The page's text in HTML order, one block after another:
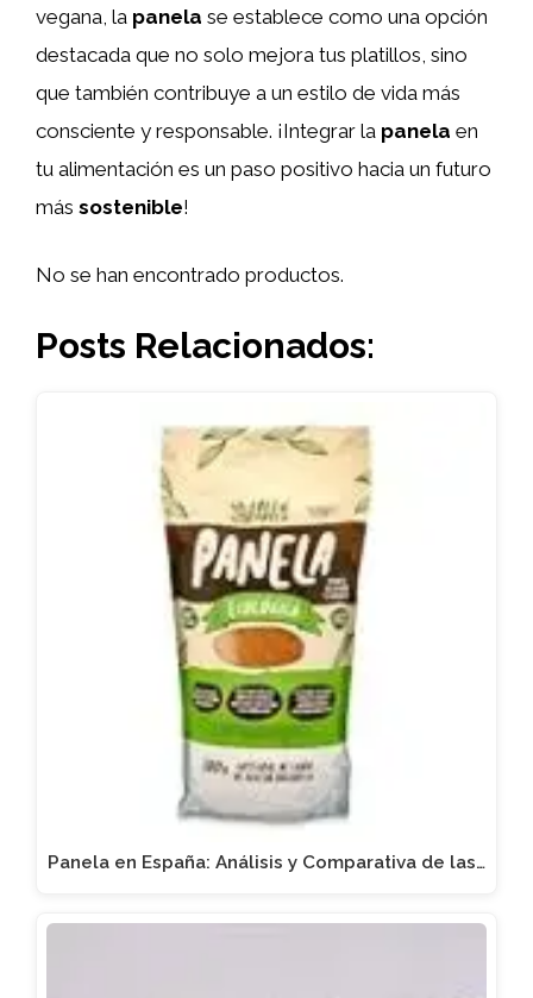
vegana, la panela se establece como una opción
destacada que no solo mejora tus platillos, sino
que también contribuye a un estilo de vida más
consciente y responsable. ¡Integrar la panela en
tu alimentación es un paso positivo hacia un futuro
más sostenible!
No se han encontrado productos.
Posts Relacionados:
Panela en España: Análisis y Comparativa de las…